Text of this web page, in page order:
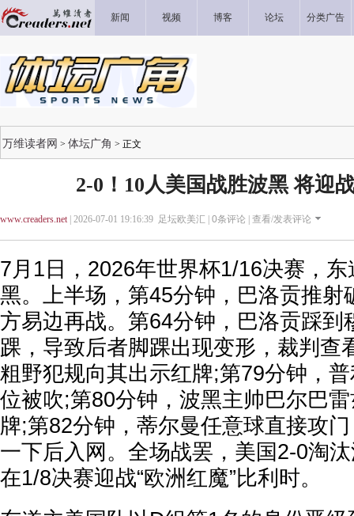
新闻 视频 博客 论坛 分类广告
万维读者网 > 体坛广角 > 正文
2-0！10人美国战胜波黑 将迎
www.creaders.net| 2026-07-01 19:16:39 足坛欧美汇 | 0条评论 | 查看/发表评论
7月1日，2026年世界杯1/16决赛，
黑。上半场，第45分钟，巴洛贡推射
方易边再战。第64分钟，巴洛贡踩到
踝，导致后者脚踝出现变形，裁判查
粗野犯规向其出示红牌;第79分钟，
位被吹;第80分钟，波黑主帅巴尔巴
牌;第82分钟，蒂尔曼任意球直接攻
一下后入网。全场战罢，美国2-0淘
在1/8决赛迎战“欧洲红魔”比利时。